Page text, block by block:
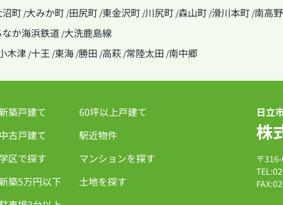
町 /大みか町 /田尻町 /東金沢町 /川尻町 /森山町 /滑川本町 /南高
か海浜鉄道 /大洗鹿島線
木津 /十王 /東海 /勝田 /高萩 /常陸太田 /南中郷
築戸建て
中古戸建て
学区で探す
築5万円以下
60坪以上戸建て
駅近物件
マンションを探す
土地を探す
日立
株
〒